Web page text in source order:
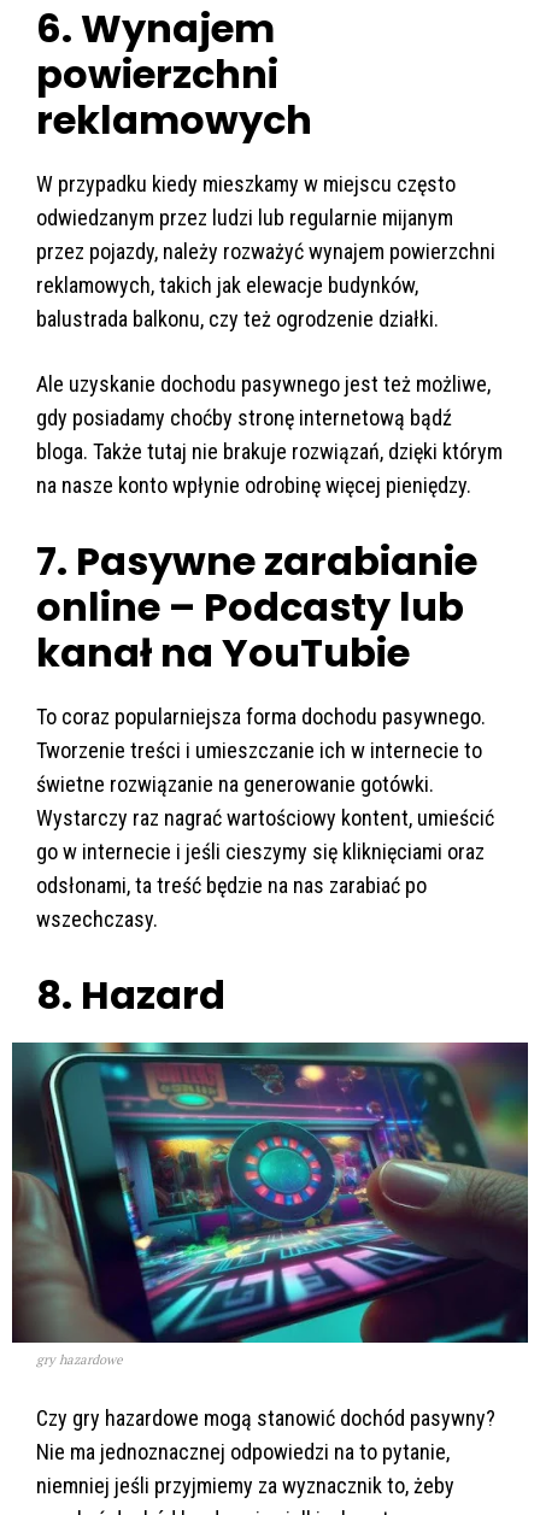
6. Wynajem
powierzchni
reklamowych
W przypadku kiedy mieszkamy w miejscu często
odwiedzanym przez ludzi lub regularnie mijanym
przez pojazdy, należy rozważyć wynajem powierzchni
reklamowych, takich jak elewacje budynków,
balustrada balkonu, czy też ogrodzenie działki.
Ale uzyskanie dochodu pasywnego jest też możliwe,
gdy posiadamy choćby stronę internetową bądź
bloga. Także tutaj nie brakuje rozwiązań, dzięki którym
na nasze konto wpłynie odrobinę więcej pieniędzy.
7. Pasywne zarabianie
online – Podcasty lub
kanał na YouTubie
To coraz popularniejsza forma dochodu pasywnego.
Tworzenie treści i umieszczanie ich w internecie to
świetne rozwiązanie na generowanie gotówki.
Wystarczy raz nagrać wartościowy kontent, umieścić
go w internecie i jeśli cieszymy się kliknięciami oraz
odsłonami, ta treść będzie na nas zarabiać po
wszechczasy.
8. Hazard
gry hazardowe
Czy gry hazardowe mogą stanowić dochód pasywny?
Nie ma jednoznacznej odpowiedzi na to pytanie,
niemniej jeśli przyjmiemy za wyznacznik to, żeby